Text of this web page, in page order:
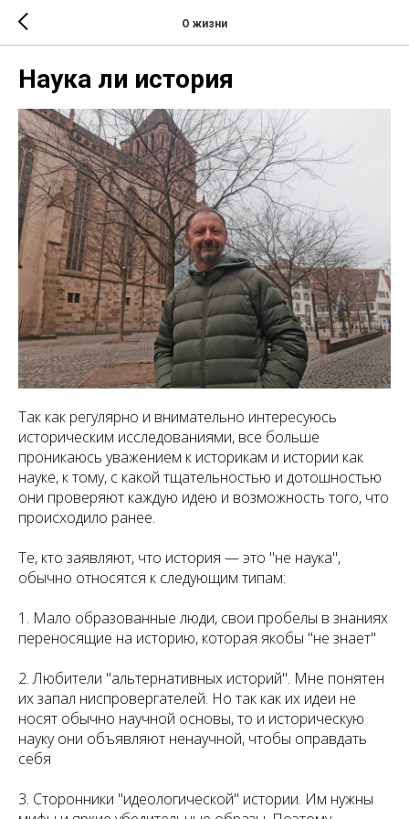
О жизни
Наука ли история
Так как регулярно и внимательно интересуюсь
историческим исследованиями, все больше
проникаюсь уважением к историкам и истории как
науке, к тому, с какой тщательностью и дотошностью
они проверяют каждую идею и возможность того, что
происходило ранее.
Те, кто заявляют, что история — это "не наука",
обычно относятся к следующим типам:
1. Мало образованные люди, свои пробелы в знаниях
переносящие на историю, которая якобы "не знает"
2. Любители "альтернативных историй". Мне понятен
их запал ниспровергателей. Но так как их идеи не
носят обычно научной основы, то и историческую
науку они объявляют ненаучной, чтобы оправдать
себя
3. Сторонники "идеологической" истории. Им нужны